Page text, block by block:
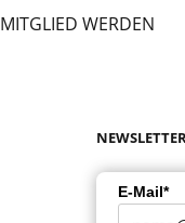
MITGLIED WERDEN
NEWSLETTER
E-Mail*